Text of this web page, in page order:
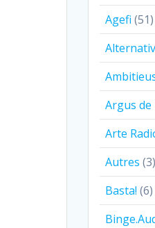
Agefi (51)
Argus de
Arte
Autres (3)
Basta! (6)